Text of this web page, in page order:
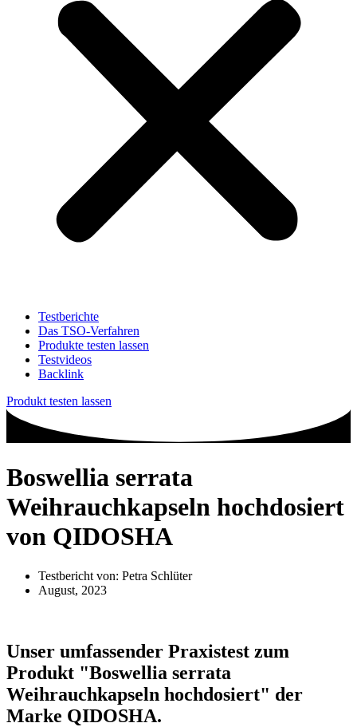
Testberichte
Das TSO-Verfahren
Produkte testen lassen
Testvideos
Backlink
Produkt testen lassen
Boswellia serrata
Weihrauchkapseln hochdosiert
von QIDOSHA
Testbericht von: Petra Schlüter
August, 2023
Unser umfassender Praxistest zum
Produkt "Boswellia serrata
Weihrauchkapseln hochdosiert" der
Marke QIDOSHA.